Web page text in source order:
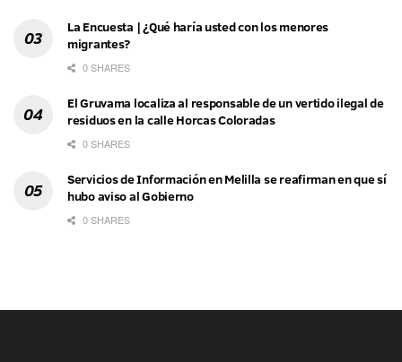
La Encuesta | ¿Qué haría usted con los menores
migrantes?
0 SHARES
El Gruvama localiza al responsable de un vertido ilegal de
residuos en la calle Horcas Coloradas
0 SHARES
Servicios de Información en Melilla se reafirman en que sí
hubo aviso al Gobierno
0 SHARES